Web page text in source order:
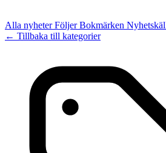
Alla nyheterFöljerBokmärken
← Tillbaka till kategorier